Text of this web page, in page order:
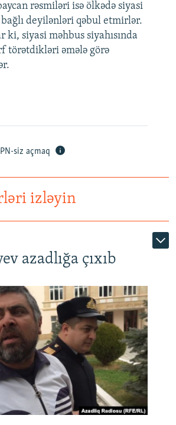
rəsmiləri isə ölkədə siyasi
bağlı deyilənləri qəbul etmirlər.
ki, siyasi məhbus siyahısında
törətdikləri əmələ görə
siz açmaq
izləyin
azadlığa çıxıb